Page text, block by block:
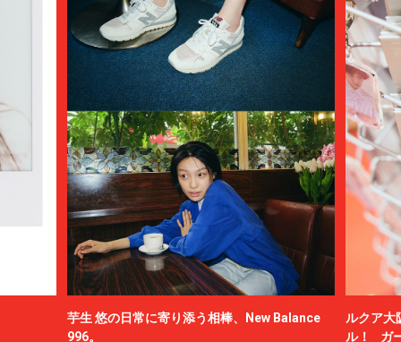
芋生 悠の日常に寄り添う相棒、New Balance
996。
ルクア大
ル！ ガ